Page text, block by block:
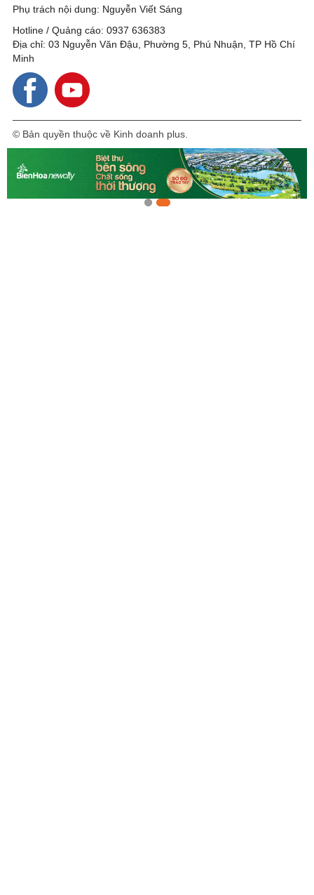
Phụ trách nội dung: Nguyễn Viết Sáng
Hotline / Quảng cáo: 0937 636383
Địa chỉ: 03 Nguyễn Văn Đậu, Phường 5, Phú Nhuận, TP Hồ Chí
Minh
© Bản quyền thuộc về Kinh doanh plus.